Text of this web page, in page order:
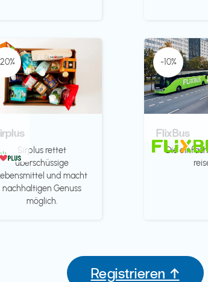
Sirplus rettet
überschüssige
und macht
nachhaltigen Genuss
möglich.
-10%
FlixBus
Die
Registrieren ↑